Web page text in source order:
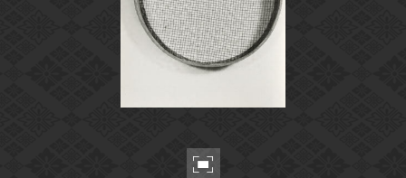
全国の美術館・博物館
博物館、美術館の皆さまへ
文化庁よりご挨拶
お知らせ一覧
このサイトについて